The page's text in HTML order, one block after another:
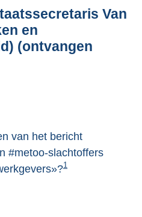
Van
en
(ontvangen
van het bericht
#metoo-slachtoffers
1